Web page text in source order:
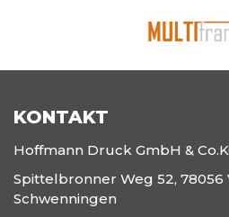
KONTAKT
Hoffmann Druck GmbH &
Spittelbronner Weg 52, 78056
Schwenningen